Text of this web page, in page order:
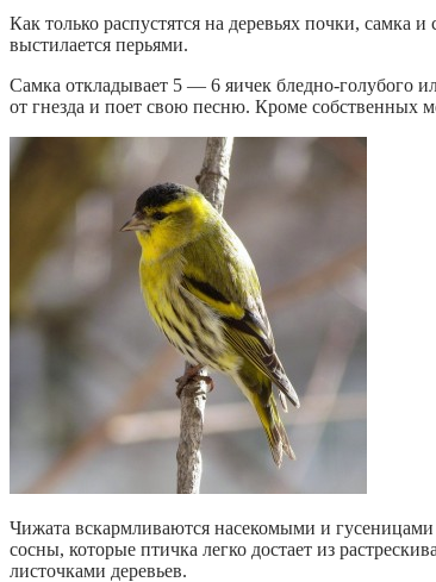
Как только распустятся на деревьях почки, самка
выстилается перьями.
Самка откладывает 5 — 6 яичек бледно-голубого
от гнезда и поет свою песню. Кроме собственных
Чижата вскармливаются насекомыми и
сосны, которые птичка легко достает из
листочками деревьев.